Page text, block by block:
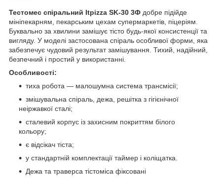
Тестомес спіральний Itpizza SK-30 3Ф добре підійде
мініпекарням, пекарським цехам супермаркетів, піцеріям.
Буквально за хвилини замішує тісто будь-якої консистенції та
вигляду. У моделі застосована спіраль особливої форми, яка
забезпечує чудовий результат замішування. Тихий, надійний,
безпечний і простий у використанні.
Особливості:
тиха робота — малошумна система трансмісії;
змішувальна спіраль, дежа, решітка з гігієнічної
неіржавкої сталі;
сталевий корпус із захисним покриттям білого
кольору;
є відсікач тіста;
у стандартній комплектації таймер і коліщатка.
Дежа та траверса тістоміса фіксовані